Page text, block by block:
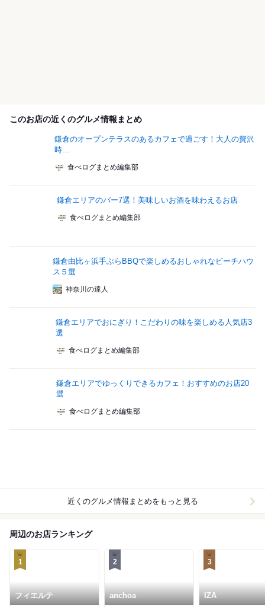
このお店の近くのグルメ情報まとめ
鎌倉のオープンテラスのあるカフェで過ごす！大人の贅沢
時...
食べログまとめ編集部
鎌倉エリアのバー7選！美味しいお酒を味わえるお店
食べログまとめ編集部
鎌倉由比ヶ浜手ぶらBBQで楽しめるおしゃれなビーチハウ
ス５選
神奈川の達人
鎌倉エリアでおにぎり！こだわりの味を楽しめる人気店3
選
食べログまとめ編集部
鎌倉エリアでゆっくりできるカフェ！おすすめのお店20
選
食べログまとめ編集部
近くのグルメ情報まとめをもっと見る
周辺のお店ランキング
1
フィエルテ
2
anchoa
3
IZA